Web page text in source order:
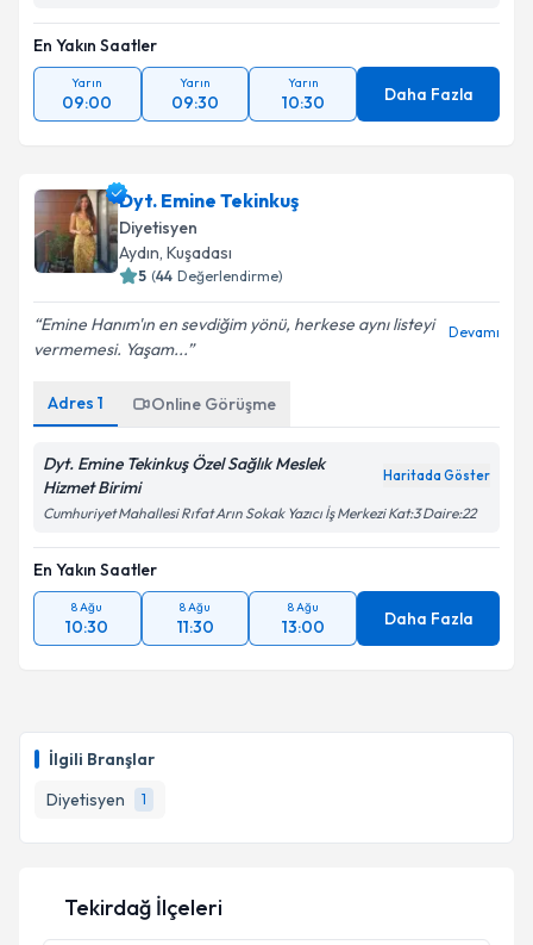
İlgili Branşlar
Diyetisyen
1
En Yakın Saatler
Yarın
09:00
Yarın
09:30
Yarın
10:30 Daha Fazla
Dyt. Emine Tekinkuş
Diyetisyen
Aydın, Kuşadası
5 (44 Değerlendirme)
Emine Hanım'ın en sevdiğim yönü, herkese aynı listeyi
vermemesi. Yaşam...
Devamı
Adres 1 Online Görüşme
Dyt. Emine Tekinkuş Özel Sağlık Meslek
Hizmet Birimi
Haritada Göster
Cumhuriyet Mahallesi Rıfat Arın Sokak Yazıcı İş Merkezi Kat:3 Daire:22
En Yakın Saatler
8 Ağu
10:30
8 Ağu
11:30
8 Ağu
13:00 Daha Fazla
Tekirdağ İlçeleri